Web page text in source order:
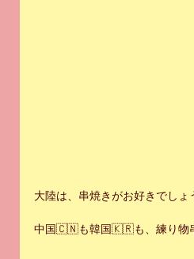
大陸は、串焼きがお好きでしょ
中国🇨🇳も韓国🇰🇷も、練り物串